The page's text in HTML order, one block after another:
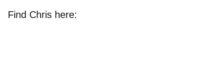
Find Chris here: